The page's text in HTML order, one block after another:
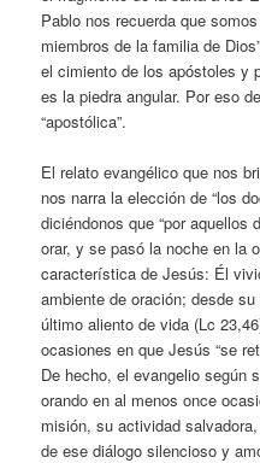
Pablo nos recuerda que
miembros de la familia de
el cimiento de los apóstoles y
es la piedra angular. Por eso
“apostólica”.
El relato evangélico que nos
nos narra la elección de “los
diciéndonos que “por
orar, y se pasó la noche en la
característica de Jesús: Él
ambiente de oración; desde
último aliento de vida (Lc
ocasiones en que Jesús “se
De hecho, el evangelio según
orando en al menos once
misión, su actividad
de ese diálogo silencioso y